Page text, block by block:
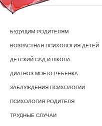
БУДУЩИМ РОДИТЕЛЯМ
ВОЗРАСТНАЯ ПСИХОЛОГИЯ ДЕТЕЙ
ДЕТСКИЙ САД И ШКОЛА
ДИАГНОЗ МОЕГО РЕБЁНКА
ЗАБЛУЖДЕНИЯ ПСИХОЛОГИИ
ПСИХОЛОГИЯ РОДИТЕЛЯ
ТРУДНЫЕ СЛУЧАИ